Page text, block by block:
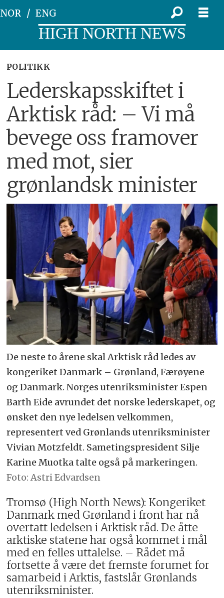
NOR ENG
HIGH NORTH NEWS
POLITIKK
Lederskapsskiftet i
Arktisk råd: – Vi må
bevege oss framover
med mot, sier
grønlandsk minister
De neste to årene skal Arktisk råd ledes av
kongeriket Danmark – Grønland, Færøyene
og Danmark. Norges utenriksminister Espen
Barth Eide avrundet det norske lederskapet, og
ønsket den nye ledelsen velkommen,
representert ved Grønlands utenriksminister
Vivian Motzfeldt. Sametingspresident Silje
Karine Muotka talte også på markeringen.
Astri Edvardsen
Tromsø (High North News): Kongeriket
Danmark med Grønland i front har nå
overtatt ledelsen i Arktisk råd. De åtte
arktiske statene har også kommet i mål
med en felles uttalelse. – Rådet må
fortsette å være det fremste forumet for
samarbeid i Arktis, fastslår Grønlands
utenriksminister.